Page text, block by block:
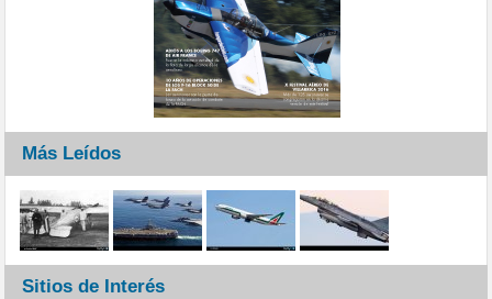
Más Leídos
Sitios de Interés